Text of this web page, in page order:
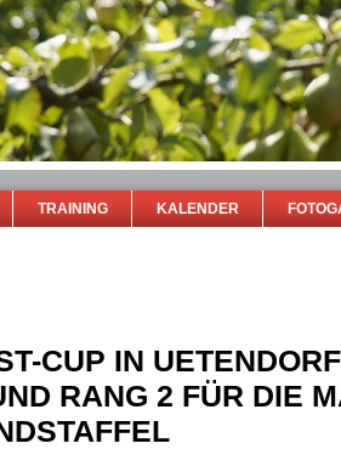
TRAINING KALENDER
CUP IN
RANG 2 FÜR DIE